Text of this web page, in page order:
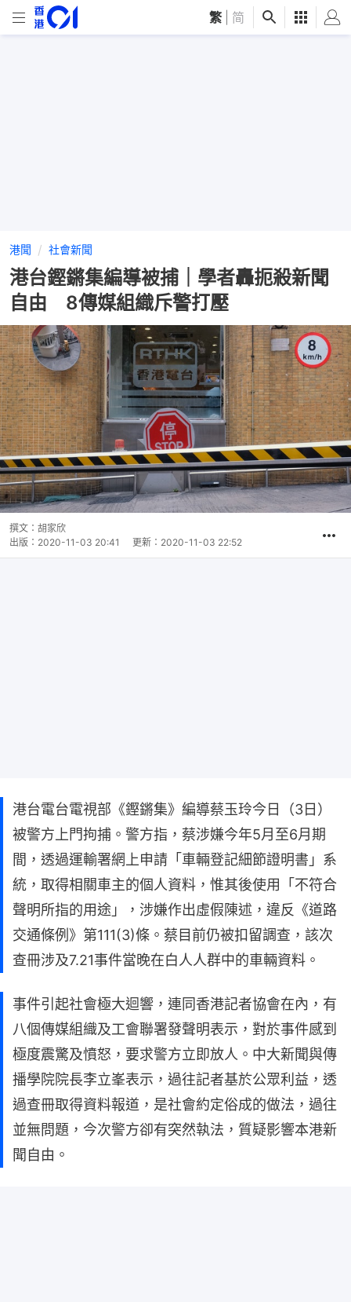
繁 简
港聞 社會新聞
港台鏗鏘集編導被捕｜學者轟扼殺新聞
自由 8傳媒組織斥警打壓
撰文： 胡家欣
出版： 2020-11-03 20:41 更新： 2020-11-03 22:52
港台電台電視部《鏗鏘集》編導蔡玉玲今日（3日）
被警方上門拘捕。警方指，蔡涉嫌今年5月至6月期
間，透過運輸署網上申請「車輛登記細節證明書」系
統，取得相關車主的個人資料，惟其後使用「不符合
聲明所指的用途」，涉嫌作出虛假陳述，違反《道路
交通條例》第111(3)條。蔡目前仍被扣留調查，該次
查冊涉及7.21事件當晚在白人人群中的車輛資料。
事件引起社會極大迴響，連同香港記者協會在內，有
八個傳媒組織及工會聯署發聲明表示，對於事件感到
極度震驚及憤怒，要求警方立即放人。中大新聞與傳
播學院院長李立峯表示，過往記者基於公眾利益，透
過查冊取得資料報道，是社會約定俗成的做法，過往
並無問題，今次警方卻有突然執法，質疑影響本港新
聞自由。